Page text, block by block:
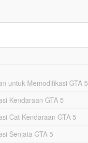
untuk Memodifikasi GTA 5
Kendaraan GTA 5
Cat Kendaraan GTA 5
Senjata GTA 5